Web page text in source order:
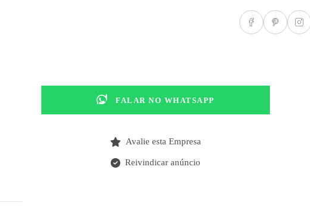
FALAR NO WHATSAPP
Avalie esta Empresa
Reivindicar anúncio